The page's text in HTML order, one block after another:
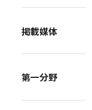
掲載媒体
第一分野